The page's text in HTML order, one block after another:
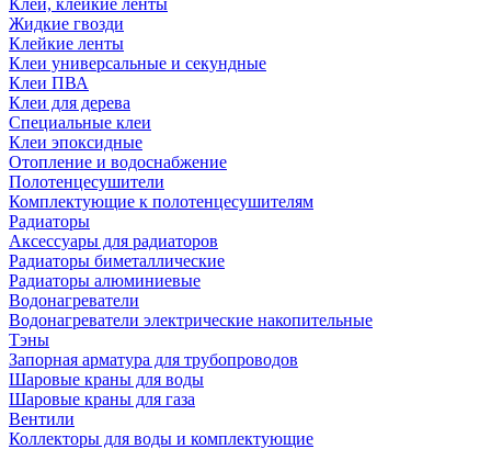
Клеи, клейкие ленты
Жидкие гвозди
Клейкие ленты
Клеи универсальные и секундные
Клеи ПВА
Клеи для дерева
Специальные клеи
Клеи эпоксидные
Отопление и водоснабжение
Полотенцесушители
Комплектующие к полотенцесушителям
Радиаторы
Аксессуары для радиаторов
Радиаторы биметаллические
Радиаторы алюминиевые
Водонагреватели
Водонагреватели электрические накопительные
Тэны
Запорная арматура для трубопроводов
Шаровые краны для воды
Шаровые краны для газа
Вентили
Коллекторы для воды и комплектующие